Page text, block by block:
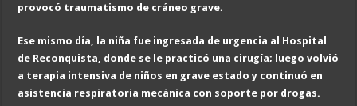
provocó traumatismo de cráneo grave.
Ese mismo día, la niña fue ingresada de urgencia al Hospital
de Reconquista, donde se le practicó una cirugía; luego volvió
a terapia intensiva de niños en grave estado y continuó en
asistencia respiratoria mecánica con soporte por drogas.